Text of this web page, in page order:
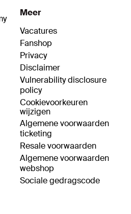
Meer
Vacatures
Fanshop
Privacy
Disclaimer
Vulnerability disclosure
policy
Cookievoorkeuren
wijzigen
Algemene voorwaarden
ticketing
Resale voorwaarden
Algemene voorwaarden
webshop
Sociale gedragscode